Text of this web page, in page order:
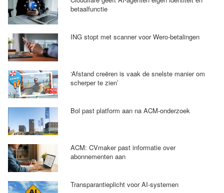
betaalfunctie
ING stopt met scanner voor Wero-betalingen
‘Afstand creëren is vaak de snelste manier om
scherper te zien’
Bol past platform aan na ACM-onderzoek
ACM: CVmaker past informatie over
abonnementen aan
Transparantieplicht voor AI-systemen